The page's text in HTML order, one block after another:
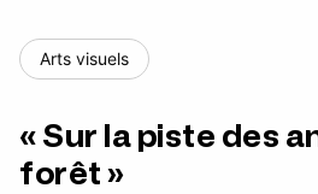
Arts visuels
« Sur la piste des
forêt »